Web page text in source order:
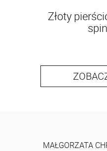
Złoty
MAŁGORZATA